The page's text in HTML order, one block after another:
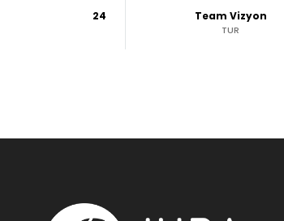
24 Team Vizyon
TUR